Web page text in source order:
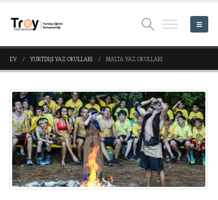
EV YURTDIŞI YAZ OKULLARI MALTA YAZ OKULLARI